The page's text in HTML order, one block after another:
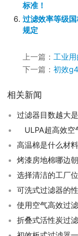
标准！
过滤效率等级
规定
上一篇： 工业
下一篇： 初效
相关新闻
过滤器目数越大
ULPA超高效空
选择清洁的工厂
可洗式过滤器的
使用空气高效过
折叠式活性炭过